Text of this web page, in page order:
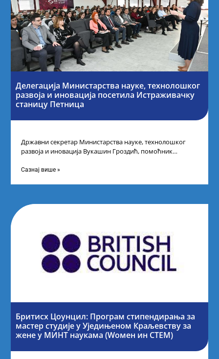
Делегација Министарства науке, технолошког
развоја и иновација посетила Истраживачку
станицу Петница
Државни секретар Министарства науке, технолошког
развоја и иновација Вукашин Гроздић, помоћник
промоцију
Сазнај више »
Бритисх Цоунцил: Програм стипендирања за
мастер студије у Уједињеном Краљевству за
жене у МИНТ наукама (Wомен ин СТЕМ)